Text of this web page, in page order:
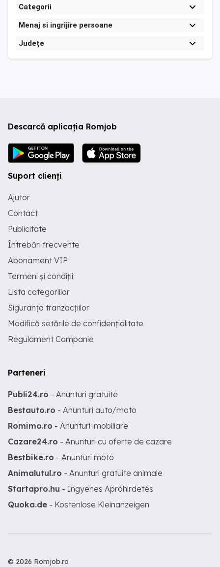
Categorii
Menaj si ingrijire persoane
Județe
Descarcă aplicația Romjob
Suport clienți
Ajutor
Contact
Publicitate
Întrebări frecvente
Abonament VIP
Termeni și condiții
Lista categoriilor
Siguranța tranzacțiilor
Modifică setările de confidențialitate
Regulament Campanie
Parteneri
Publi24.ro - Anunturi gratuite
Bestauto.ro - Anunturi auto/moto
Romimo.ro - Anunturi imobiliare
Cazare24.ro - Anunturi cu oferte de cazare
Bestbike.ro - Anunturi moto
Animalutul.ro - Anunturi gratuite animale
Startapro.hu - Ingyenes Apróhirdetés
Quoka.de - Kostenlose Kleinanzeigen
© 2026 Romjob.ro